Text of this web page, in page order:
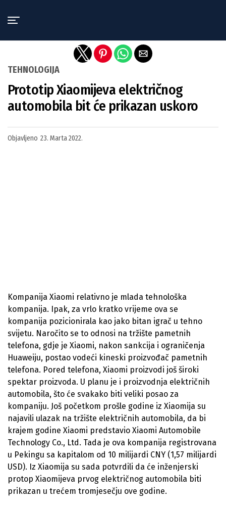
TEHNOLOGIJA
Prototip Xiaomijeva električnog
automobila bit će prikazan uskoro
Objavljeno 23. Marta 2022.
Kompanija Xiaomi relativno je mlada tehnološka
kompanija. Ipak, za vrlo kratko vrijeme ova se
kompanija pozicionirala kao jako bitan igrač u tehno
svijetu. Naročito se to odnosi na tržište pametnih
telefona, gdje je Xiaomi, nakon sankcija i ograničenja
Huaweiju, postao vodeći kineski proizvođač pametnih
telefona. Pored telefona, Xiaomi proizvodi još široki
spektar proizvoda. U planu je i proizvodnja električnih
automobila, što će svakako biti veliki posao za
kompaniju. Još početkom prošle godine iz Xiaomija su
najavili ulazak na tržište električnih automobila, da bi
krajem godine Xiaomi predstavio Xiaomi Automobile
Technology Co., Ltd. Tada je ova kompanija registrovana
u Pekingu sa kapitalom od 10 milijardi CNY (1,57 milijardi
USD). Iz Xiaomija su sada potvrdili da će inženjerski
protop Xiaomijeva prvog električnog automobila biti
prikazan u trećem tromjesečju ove godine.